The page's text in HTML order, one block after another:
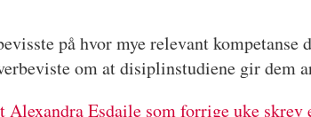
på hvor mye relevant
om at disiplinstudiene gir dem
Esdaile som forrige uke